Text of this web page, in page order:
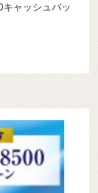
ャッシュバッ